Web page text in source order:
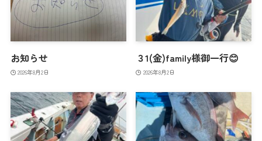
お知らせ
2026年8月2日
３1(金)family様御一行😊
2026年8月2日